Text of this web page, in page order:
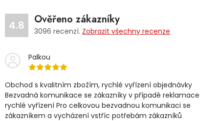
4.8 Ověřeno zákazníky
3096 recenzí. Zobrazit všechny recenze
Palkou
Obchod s kvalitním zbožím, rychlé vyřízení objednávky
Bezvadná komunikace se zákazníky v případě reklamace
rychlé vyřízení Pro celkovou bezvadnou komunikaci se
zákazníkem a vycházení vstříc potřebám zákazníků